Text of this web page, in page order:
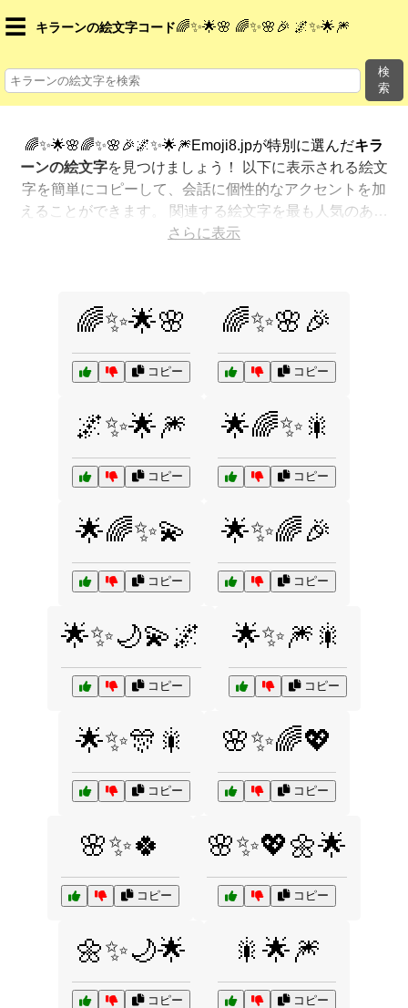
☰ キラーンの絵文字コード 🌈✨🌟🌸 🌈✨🌸🎉 🌌✨🌟🎆
検
索
🌈✨🌟🌸🌈✨🌸🎉🌌✨🌟🎆Emoji8.jpが特別に選んだキラ
ーンの絵文字を見つけましょう！ 以下に表示される絵文
字を簡単にコピーして、会話に個性的なアクセントを加
えることができます。 関連する絵文字を最も人気のある
順に表示しました。さらに多くのオプションが欲しいで
さらに表示
🌈✨🌟🌸
コピー
🌈✨🌸🎉
コピー
🌌✨🌟🎆
コピー
🌟🌈✨🎇
コピー
🌟🌈✨💫
コピー
🌟✨🌈🎉
コピー
🌟✨🌙💫🌌
コピー
🌟✨🎆🎇
コピー
🌟✨🎊🎇
コピー
🌸✨🌈💖
コピー
🌸✨🍀
コピー
🌸✨💖🌼🌟
コピー
🌼✨🌙🌟
コピー
🎇🌟🎆
コピー